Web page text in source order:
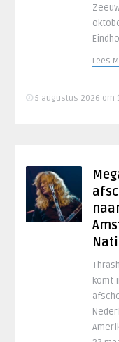
Lees
5 augustus 2026 om
komt